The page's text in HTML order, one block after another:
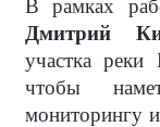
В рамках
Дмитрий
участка
чтобы
мониторингу